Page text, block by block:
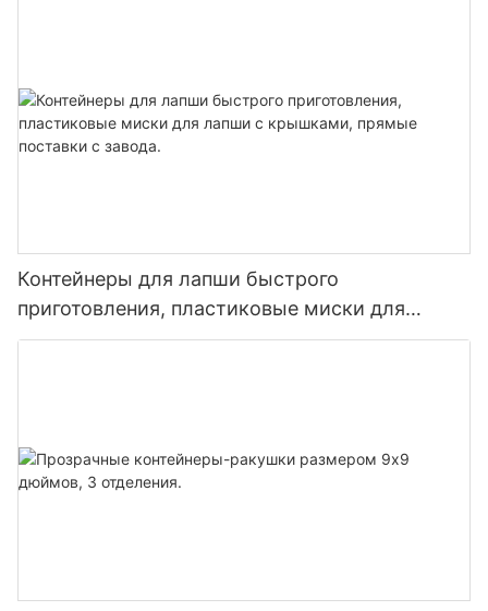
Контейнеры для лапши быстрого
приготовления, пластиковые миски для
лапши с крышками, прямые поставки с